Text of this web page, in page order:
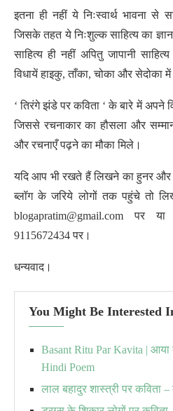
इतना ही नहीं ये निःस्वार्थ भावना से
जिसके तहत ये निःशुल्क साहित्य का
साहित्य ही नहीं अपितु जापानी
विधायें हाइकु, ताँका, चोका और सेदोका
‘ तिरंगे झंडे पर कविता ‘ के बारे में
जिससे रचनाकार का हौसला और
और रचनाएँ पढ़ने का मौका मिले।
यदि आप भी रखते हैं लिखने का हुनर और
ब्लॉग के जरिये लोगों तक पहुंचे तो
blogapratim@gmail.com पर
9115672434 पर।
धन्यवाद।
You Might Be Interested
Basant Ritu Par Kavita | आया
Hindi Poem
लाल बहादुर शास्त्री पर कविता